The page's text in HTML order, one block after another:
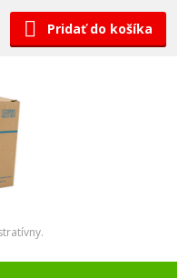
Pridať do košíka